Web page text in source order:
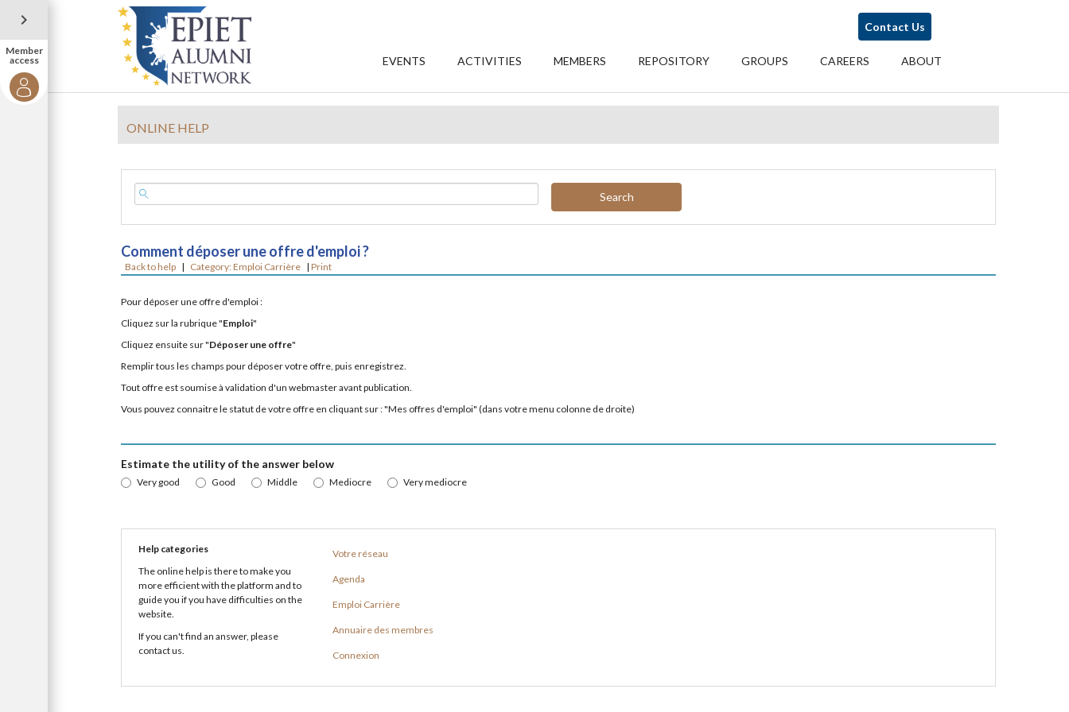
Member
access
Contact Us
EVENTS ACTIVITIES MEMBERS REPOSITORY GROUPS CAREERS ABOUT
ONLINE HELP
Search
Comment déposer une offre d'emploi ?
Back to help | Category: Emploi Carrière | Print
Pour déposer une offre d'emploi :
Cliquez sur la rubrique "Emploi"
Cliquez ensuite sur "Déposer une offre"
Remplir tous les champs pour déposer votre offre, puis enregistrez.
Tout offre est soumise à validation d'un webmaster avant publication.
Vous pouvez connaitre le statut de votre offre en cliquant sur : "Mes offres d'emploi" (dans votre menu colonne de droite)
Estimate the utility of the answer below
Very good Good Middle Mediocre Very mediocre
Help categories
The online help is there to make you
more efficient with the platform and to
guide you if you have difficulties on the
website.
If you can't find an answer, please
contact us.
Votre réseau
Agenda
Emploi Carrière
Annuaire des membres
Connexion